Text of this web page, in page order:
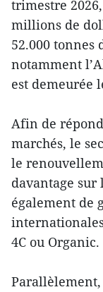
trimestre
millions de
52.000 tonnes
notamment
est demeurée
Afin de
marchés, le
le
davantage sur
également de
4C ou Organic.